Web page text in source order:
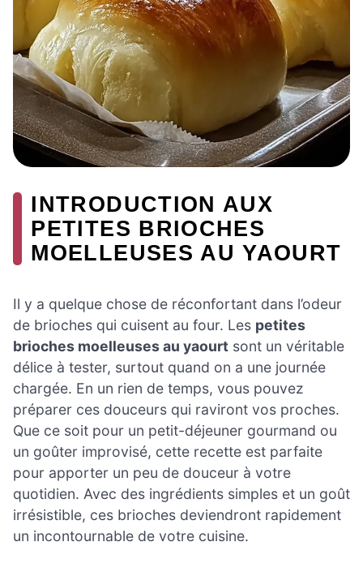
INTRODUCTION AUX
PETITES BRIOCHES
MOELLEUSES AU YAOURT
Il y a quelque chose de réconfortant dans l’odeur
de brioches qui cuisent au four. Les petites
brioches moelleuses au yaourt sont un véritable
délice à tester, surtout quand on a une journée
chargée. En un rien de temps, vous pouvez
préparer ces douceurs qui raviront vos proches.
Que ce soit pour un petit-déjeuner gourmand ou
un goûter improvisé, cette recette est parfaite
pour apporter un peu de douceur à votre
quotidien. Avec des ingrédients simples et un goût
irrésistible, ces brioches deviendront rapidement
un incontournable de votre cuisine.